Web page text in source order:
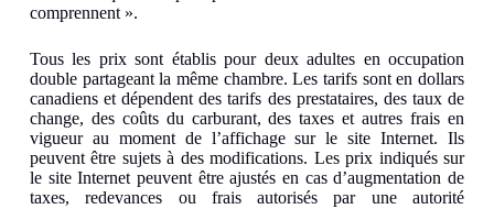
comprennent ».
Tous les prix sont établis pour deux adultes en occupation
double partageant la même chambre. Les tarifs sont en dollars
canadiens et dépendent des tarifs des prestataires, des taux de
change, des coûts du carburant, des taxes et autres frais en
vigueur au moment de l’affichage sur le site Internet. Ils
peuvent être sujets à des modifications. Les prix indiqués sur
le site Internet peuvent être ajustés en cas d’augmentation de
taxes, redevances ou frais autorisés par une autorité